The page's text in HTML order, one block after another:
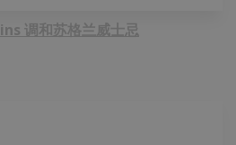
调和苏格兰威士忌